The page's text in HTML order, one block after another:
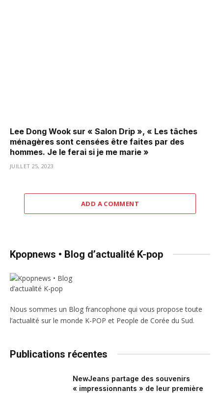
Lee Dong Wook sur « Salon Drip », « Les tâches
ménagères sont censées être faites par des
hommes. Je le ferai si je me marie »
JUILLET 25, 2023
ADD A COMMENT
Kpopnews • Blog d’actualité K-pop
Nous sommes un Blog francophone qui vous propose toute
l’actualité sur le monde K-POP et People de Corée du Sud.
Publications récentes
NewJeans partage des souvenirs
« impressionnants » de leur première